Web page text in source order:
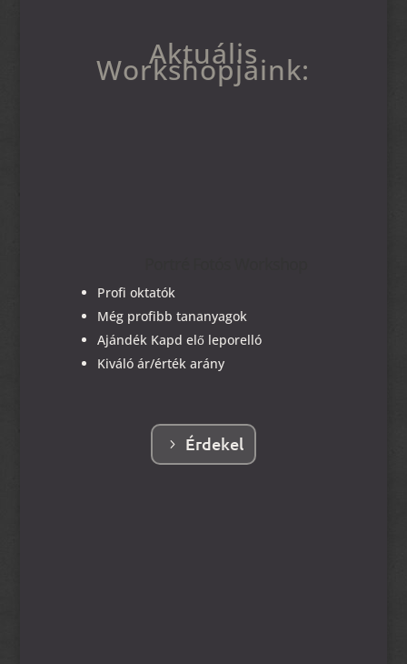
Aktuális
Workshopjaink:
Profi oktatók
Még profibb tananyagok
Ajándék Kapd elő leporelló
Kiváló ár/érték arány
Érdekel